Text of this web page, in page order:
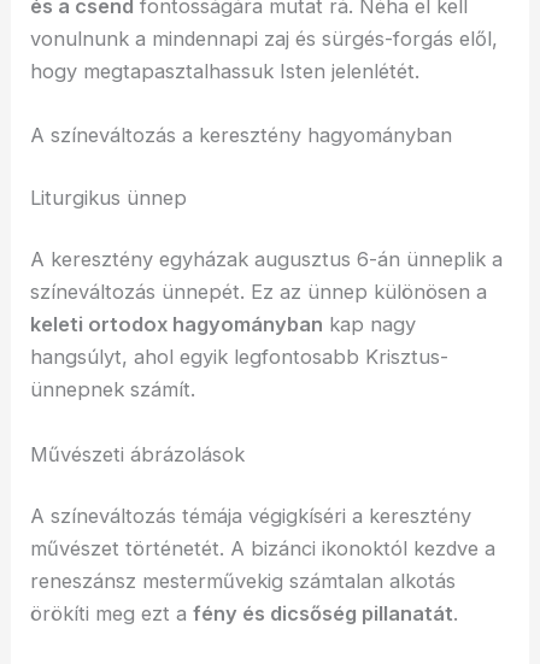
és a csend fontosságára mutat rá. Néha el kell
vonulnunk a mindennapi zaj és sürgés-forgás elől,
hogy megtapasztalhassuk Isten jelenlétét.
A színeváltozás a keresztény hagyományban
Liturgikus ünnep
A keresztény egyházak augusztus 6-án ünneplik a
színeváltozás ünnepét. Ez az ünnep különösen a
keleti ortodox hagyományban kap nagy
hangsúlyt, ahol egyik legfontosabb Krisztus-
ünnepnek számít.
Művészeti ábrázolások
A színeváltozás témája végigkíséri a keresztény
művészet történetét. A bizánci ikonoktól kezdve a
reneszánsz mesterművekig számtalan alkotás
örökíti meg ezt afény és dicsőség pillanatát.